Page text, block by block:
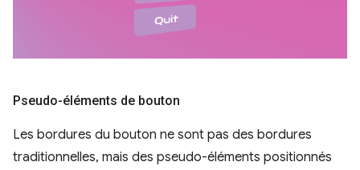
Pseudo-éléments de bouton
Les bordures du bouton ne sont pas des bordures
traditionnelles, mais des pseudo-éléments positionnés